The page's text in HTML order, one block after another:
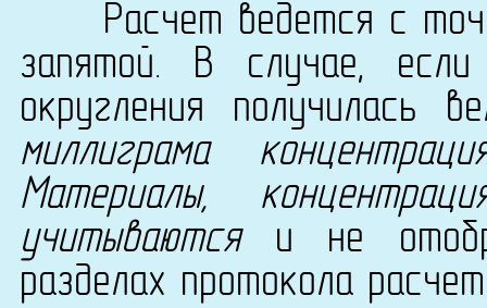
Расчет ведется с
запятой. В случае,
округления получилась
миллиграма
Материалы,
учитываютсяи не
разделах протокола